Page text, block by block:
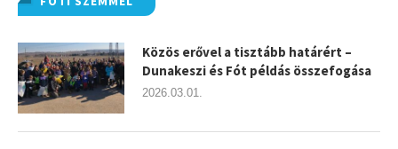
Közös erővel a tisztább határért –
Dunakeszi és Fót példás összefogása
2026.03.01.